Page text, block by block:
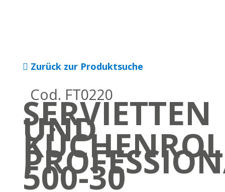
Zurück zur Produktsuche
Cod. FT0220
SERVIETTEN
UND
500-30